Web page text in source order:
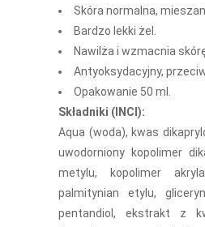
Skóra normalna,
Bardzo lekki żel.
Nawilża i wzmacnia
Antyoksydacyjny,
Opakowanie 50 ml.
Składniki (INCI):
Aqua (woda), kwas
uwodorniony kopolimer
metylu, kopolimer
palmitynian etylu,
pentandiol, ekstrakt z